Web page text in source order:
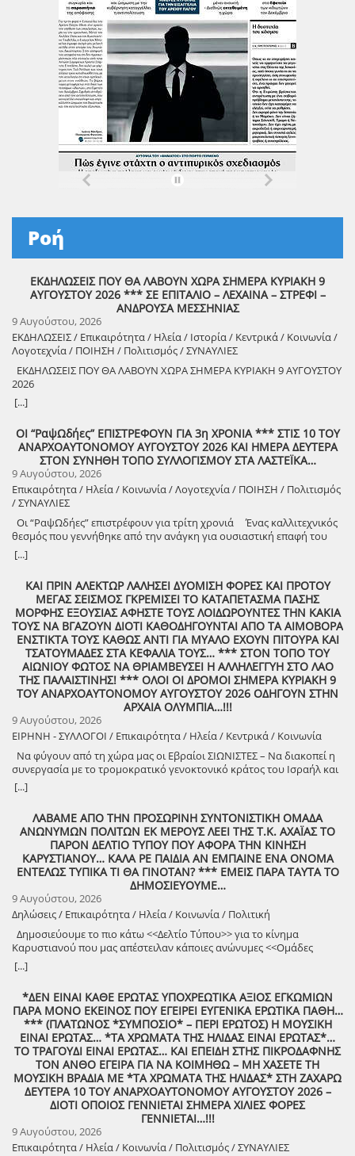
Ροή
ΕΚΔΗΛΩΣΕΙΣ ΠΟΥ ΘΑ ΛΑΒΟΥΝ ΧΩΡΑ ΣΗΜΕΡΑ ΚΥΡΙΑΚΗ 9
ΑΥΓΟΥΣΤΟΥ 2026 *** ΣΕ ΕΠΙΤΑΛΙΟ – ΛΕΧΑΙΝΑ – ΣΤΡΕΦΙ –
ΑΝΔΡΟΥΣΑ ΜΕΣΣΗΝΙΑΣ
9 Αυγούστου, 2026
ΕΚΔΗΛΩΣΕΙΣ / Επικαιρότητα / Ηλεία / Ιστορία / Κεντρικά / Κοινωνία /
Λογοτεχνία / ΠΟΙΗΣΗ / Πολιτισμός / ΣΥΝΑΥΛΙΕΣ
ΕΚΔΗΛΩΣΕΙΣ ΠΟΥ ΘΑ ΛΑΒΟΥΝ ΧΩΡΑ ΣΗΜΕΡΑ ΚΥΡΙΑΚΗ 9 ΑΥΓΟΥΣΤΟΥ
2026
88888888888888888888888888888888888888888888888888888888888888
88888888888888888888888888888888888888888888888888888888888888
[...]
ΟΙ “ΡαψΩδήες” ΕΠΙΣΤΡΕΦΟΥΝ ΓΙΑ 3η ΧΡΟΝΙΑ *** ΣΤΙΣ 10 ΤΟΥ
ΑΝΑΡΧΟΑΥΤΟΝΟΜΟΥ ΑΥΓΟΥΣΤΟΥ 2026 ΚΑΙ ΗΜΕΡΑ ΔΕΥΤΕΡΑ
ΣΤΟΝ ΣΥΝΗΘΗ ΤΟΠΟ ΣΥΛΛΟΓΙΣΜΟΥ ΣΤΑ ΛΑΣΤΕΪΚΑ…
9 Αυγούστου, 2026
Επικαιρότητα / Ηλεία / Κοινωνία / Λογοτεχνία / ΠΟΙΗΣΗ / Πολιτισμός
/ ΣΥΝΑΥΛΙΕΣ
Οι “ΡαψΩδήες” επιστρέφουν για τρίτη χρονιά Ένας καλλιτεχνικός
θεσμός που γεννήθηκε από την ανάγκη για ουσιαστική επαφή του
ανθρώπου, με τον λόγο και την μουσική. Πιστοί στο όραμά μας για
συμμετοχική καλλιτεχνική έκφραση, συνεχίζουμε να βλέπουμε τον
ευελπιστούμε να είναι μια συνάντηση ανθρώπων, μια κοινή ανάσα,
μια υπενθύμιση ότι ο πολιτισμός γεννιέται εκεί όπου μοιραζόμαστε,
ακούμε και δημιουργούμε μαζί. Την Δευτέρα 10 Αυγούστου, στις
21:00 , στήνουμε ξανά ένα Συμπόσιον Τέχνης, με «Ιστορίες και
Τραγούδια» , στον ξεχωριστό χώρο της πέτρινης εκκλησίας στα
Λαστέικα. Σας περιμένουμε κοντά μας! Γιάννης Κορίζης – Δημήτρης
Κορίζης Με την υποστήριξη του Δήμος Πύργου / Municipality Of
Pyrgos 2024 -2028
[...]
ΚΑΙ ΠΡΙΝ ΑΛΕΚΤΩΡ ΛΑΛΗΣΕΙ ΔΥΟΜΙΣΗ ΦΟΡΕΣ ΚΑΙ ΠΡΟΤΟΥ
ΜΕΓΑΣ ΣΕΙΣΜΟΣ ΓΚΡΕΜΙΣΕΙ ΤΟ ΚΑΤΑΠΕΤΑΣΜΑ ΠΑΣΗΣ
ΜΟΡΦΗΣ ΕΞΟΥΣΙΑΣ ΑΦΗΣΤΕ ΤΟΥΣ ΛΟΙΔΩΡΟΥΝΤΕΣ ΤΗΝ ΚΑΚΙΑ
ΤΟΥΣ ΝΑ ΒΓΑΖΟΥΝ ΔΙΟΤΙ ΚΑΘΟΔΗΓΟΥΝΤΑΙ ΑΠΟ ΤΑ ΑΙΜΟΒΟΡΑ
ΕΝΣΤΙΚΤΑ ΤΟΥΣ ΚΑΘΩΣ ΑΝΤΙ ΓΙΑ ΜΥΑΛΟ ΕΧΟΥΝ ΠΙΤΟΥΡΑ ΚΑΙ
ΤΣΑΤΟΥΜΑΔΕΣ ΣΤΑ ΚΕΦΑΛΙΑ ΤΟΥΣ… *** ΣΤΟΝ ΤΟΠΟ ΤΟΥ
ΑΙΩΝΙΟΥ ΦΩΤΟΣ ΝΑ ΘΡΙΑΜΒΕΥΣΕΙ Η ΑΛΛΗΛΕΓΓΥΗ ΣΤΟ ΛΑΟ
ΤΗΣ ΠΑΛΑΙΣΤΙΝΗΣ! *** ΟΛΟΙ ΟΙ ΔΡΟΜΟΙ ΣΗΜΕΡΑ ΚΥΡΙΑΚΗ 9
ΤΟΥ ΑΝΑΡΧΟΑΥΤΟΝΟΜΟΥ ΑΥΓΟΥΣΤΟΥ 2026 ΟΔΗΓΟΥΝ ΣΤΗΝ
ΑΡΧΑΙΑ ΟΛΥΜΠΙΑ…!!!
9 Αυγούστου, 2026
ΕΙΡΗΝΗ - ΣΥΛΛΟΓΟΙ / Επικαιρότητα / Ηλεία / Κεντρικά / Κοινωνία
Να φύγουν από τη χώρα μας οι Εβραίοι ΣΙΩΝΙΣΤΕΣ – Να διακοπεί η
συνεργασία με το τρομοκρατικό γενοκτονικό κράτος του Ισραήλ και
φέρτε πίσω στην Ελλάδα από τη Σαουδική Αραβία τους ελληνικούς
patriot!!
[...]
ΛΑΒΑΜΕ ΑΠΟ ΤΗΝ ΠΡΟΣΩΡΙΝΗ ΣΥΝΤΟΝΙΣΤΙΚΗ ΟΜΑΔΑ
ΑΝΩΝΥΜΩΝ ΠΟΛΙΤΩΝ ΕΚ ΜΕΡΟΥΣ ΛΕΕΙ ΤΗΣ Τ.Κ. ΑΧΑΪΑΣ ΤΟ
ΠΑΡΟΝ ΔΕΛΤΙΟ ΤΥΠΟΥ ΠΟΥ ΑΦΟΡΑ ΤΗΝ ΚΙΝΗΣΗ
ΚΑΡΥΣΤΙΑΝΟΥ… ΚΑΛΑ ΡΕ ΠΑΙΔΙΑ ΑΝ ΕΜΠΑΙΝΕ ΕΝΑ ΟΝΟΜΑ
ΕΝΤΕΛΩΣ ΤΥΠΙΚΑ ΤΙ ΘΑ ΓΙΝΟΤΑΝ? *** ΕΜΕΙΣ ΠΑΡΑ ΤΑΥΤΑ ΤΟ
ΔΗΜΟΣΙΕΥΟΥΜΕ…
9 Αυγούστου, 2026
Δηλώσεις / Επικαιρότητα / Ηλεία / Κοινωνία / Πολιτική
Δημοσιεύουμε το πιο κάτω <<Δελτίο Τύπου>> για το κίνημα
Καρυστιανού που μας απέστειλαν κάποιες ανώνυμες <<Ομάδες
Πολιτών>>!
[...]
*ΔΕΝ ΕΙΝΑΙ ΚΑΘΕ ΕΡΩΤΑΣ ΥΠΟΧΡΕΩΤΙΚΑ ΑΞΙΟΣ ΕΓΚΩΜΙΩΝ
ΠΑΡΑ ΜΟΝΟ ΕΚΕΙΝΟΣ ΠΟΥ ΕΓΕΙΡΕΙ ΕΥΓΕΝΙΚΑ ΕΡΩΤΙΚΑ ΠΑΘΗ…
*** (ΠΛΑΤΩΝΟΣ *ΣΥΜΠΟΣΙΟ* – ΠΕΡΙ ΕΡΩΤΟΣ) Η ΜΟΥΣΙΚΗ
ΕΙΝΑΙ ΕΡΩΤΑΣ… *ΤΑ ΧΡΩΜΑΤΑ ΤΗΣ ΗΛΙΔΑΣ ΕΙΝΑΙ ΕΡΩΤΑΣ*…
ΤΟ ΤΡΑΓΟΥΔΙ ΕΙΝΑΙ ΕΡΩΤΑΣ… ΚΑΙ ΕΠΕΙΔΗ ΣΤΗΣ ΠΙΚΡΟΔΑΦΝΗΣ
ΤΟΝ ΑΝΘΟ ΕΓΕΙΡΑ ΓΙΑ ΝΑ ΚΟΙΜΗΘΩ – ΜΗ ΧΑΣΕΤΕ ΤΗ
ΜΟΥΣΙΚΗ ΒΡΑΔΙΑ ΜΕ *ΤΑ ΧΡΩΜΑΤΑ ΤΗΣ ΗΛΙΔΑΣ* ΣΤΗ ΖΑΧΑΡΩ
ΔΕΥΤΕΡΑ 10 ΤΟΥ ΑΝΑΡΧΟΑΥΤΟΝΟΜΟΥ ΑΥΓΟΥΣΤΟΥ 2026 –
ΔΙΟΤΙ ΟΠΟΙΟΣ ΓΕΝΝΙΕΤΑΙ ΣΗΜΕΡΑ ΧΙΛΙΕΣ ΦΟΡΕΣ
ΓΕΝΝΙΕΤΑΙ…!!!
9 Αυγούστου, 2026
Επικαιρότητα / Ηλεία / Κοινωνία / Πολιτισμός / ΣΥΝΑΥΛΙΕΣ